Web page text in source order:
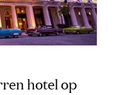
hotel op